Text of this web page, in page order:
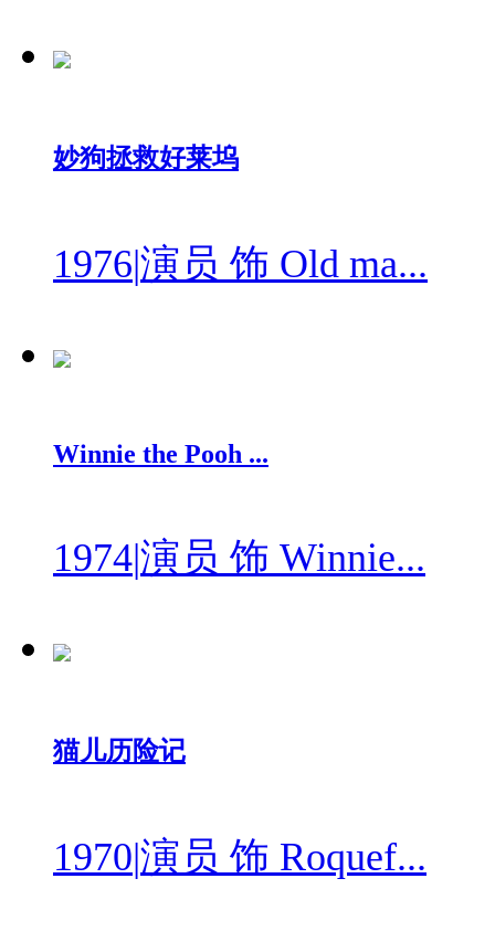
妙狗拯救好莱坞
1976|演员 饰 Old ma...
Winnie the Pooh ...
1974|演员 饰 Winnie...
猫儿历险记
1970|演员 饰 Roquef...